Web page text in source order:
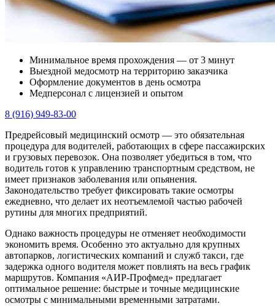
Минимальное время прохождения — от 3 минут
Выездной медосмотр на территорию заказчика
Оформление документов в день осмотра
Медперсонал с лицензией и опытом
8 (916) 949-83-00
Предрейсовый медицинский осмотр — это обязательная
процедура для водителей, работающих в сфере пассажирских
и грузовых перевозок. Она позволяет убедиться в том, что
водитель готов к управлению транспортным средством, не
имеет признаков заболевания или опьянения.
Законодательство требует фиксировать такие осмотры
ежедневно, что делает их неотъемлемой частью рабочей
рутины для многих предприятий.
Однако важность процедуры не отменяет необходимости
экономить время. Особенно это актуально для крупных
автопарков, логистических компаний и служб такси, где
задержка одного водителя может повлиять на весь график
маршрутов. Компания «АИР‑Профмед» предлагает
оптимальное решение: быстрые и точные медицинские
осмотры с минимальными временными затратами.